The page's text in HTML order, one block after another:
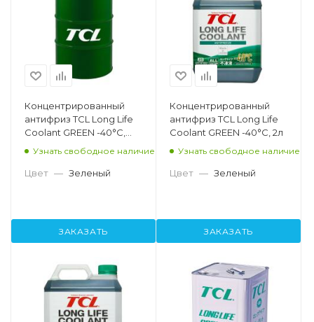
Концентрированный
антифриз TCL Long Life
Coolant GREEN -40°C,
Узнать свободное наличие
Цвет — Зеленый
ЗАКАЗАТЬ
Концентрированный
антифриз TCL Long Life
Coolant GREEN -40°C, 2л
Узнать свободное наличие
Цвет — Зеленый
ЗАКАЗАТЬ